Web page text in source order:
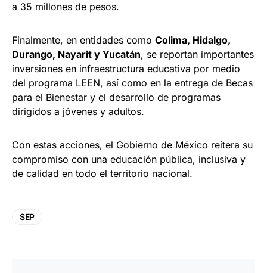
a 35 millones de pesos.
Finalmente, en entidades como Colima, Hidalgo,
Durango, Nayarit y Yucatán, se reportan importantes
inversiones en infraestructura educativa por medio
del programa LEEN, así como en la entrega de Becas
para el Bienestar y el desarrollo de programas
dirigidos a jóvenes y adultos.
Con estas acciones, el Gobierno de México reitera su
compromiso con una educación pública, inclusiva y
de calidad en todo el territorio nacional.
SEP